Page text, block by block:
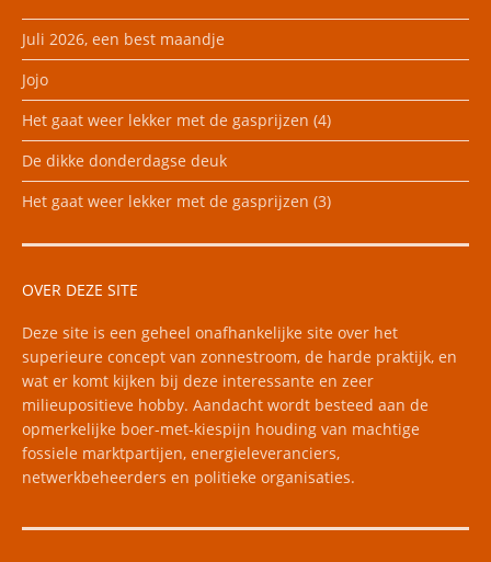
Juli 2026, een best maandje
Jojo
Het gaat weer lekker met de gasprijzen (4)
De dikke donderdagse deuk
Het gaat weer lekker met de gasprijzen (3)
OVER DEZE SITE
Deze site is een geheel onafhankelijke site over het
superieure concept van zonnestroom, de harde praktijk, en
wat er komt kijken bij deze interessante en zeer
milieupositieve hobby. Aandacht wordt besteed aan de
opmerkelijke boer-met-kiespijn houding van machtige
fossiele marktpartijen, energieleveranciers,
netwerkbeheerders en politieke organisaties.